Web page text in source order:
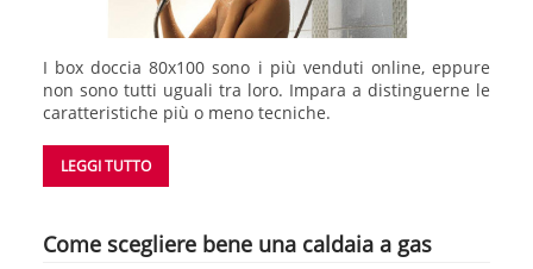
I box doccia 80x100 sono i più venduti online, eppure
non sono tutti uguali tra loro. Impara a distinguerne le
caratteristiche più o meno tecniche.
LEGGI TUTTO
Come scegliere bene una caldaia a gas